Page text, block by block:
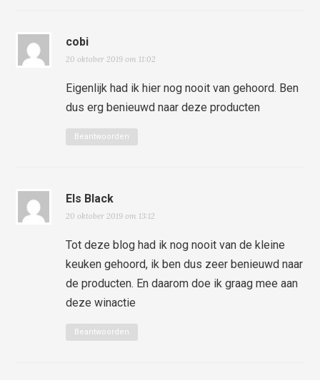
cobi
20 oktober 2019 om 11:02
Eigenlijk had ik hier nog nooit van gehoord. Ben
dus erg benieuwd naar deze producten
Beantwoorden
Els Black
20 oktober 2019 om 13:12
Tot deze blog had ik nog nooit van de kleine
keuken gehoord, ik ben dus zeer benieuwd naar
de producten. En daarom doe ik graag mee aan
deze winactie
Beantwoorden